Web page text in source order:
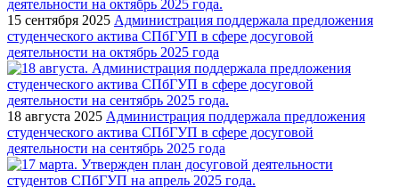
15 сентября 2025 Администрация поддержала предложения
студенческого актива СПбГУП в сфере досуговой
деятельности на октябрь 2025 года
18 августа 2025 Администрация поддержала предложения
студенческого актива СПбГУП в сфере досуговой
деятельности на сентябрь 2025 года